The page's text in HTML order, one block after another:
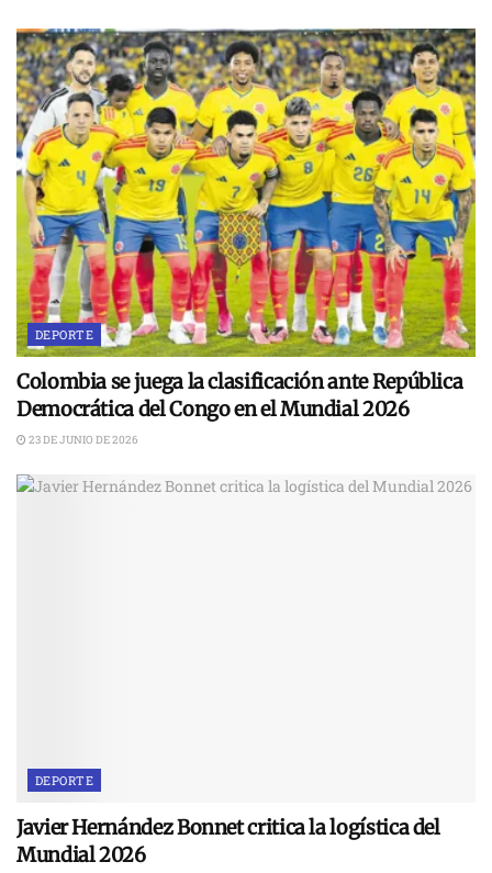
DEPORTE
Colombia se juega la clasificación ante República
Democrática del Congo en el Mundial 2026
23 DE JUNIO DE 2026
DEPORTE
Javier Hernández Bonnet critica la logística del
Mundial 2026